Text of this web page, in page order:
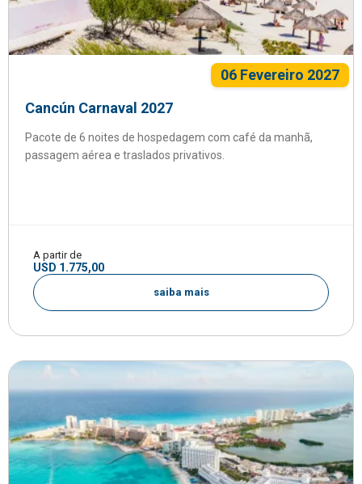
06 Fevereiro 2027
Cancún Carnaval 2027
Pacote de 6 noites de hospedagem com café da manhã,
passagem aérea e traslados privativos.
A partir de
USD 1.775,00
saiba mais